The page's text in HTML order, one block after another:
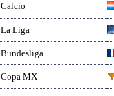
Calcio
La Liga
Bundesliga
Copa MX